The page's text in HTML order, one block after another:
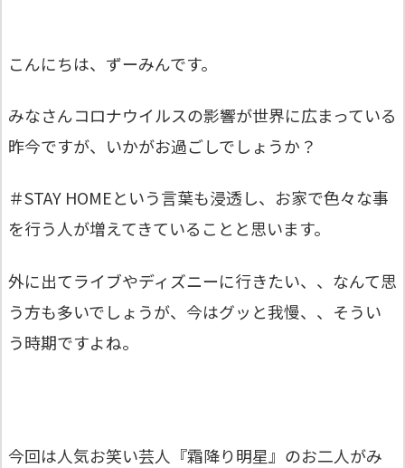
こんにちは、ずーみんです。
みなさんコロナウイルスの影響が世界に広まっている
昨今ですが、いかがお過ごしでしょうか？
＃STAY HOMEという言葉も浸透し、お家で色々な事
を行う人が増えてきていることと思います。
外に出てライブやディズニーに行きたい、、なんて思
う方も多いでしょうが、今はグッと我慢、、そうい
う時期ですよね。
今回は人気お笑い芸人『霜降り明星』のお二人がみ